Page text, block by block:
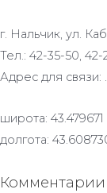
г. Нальчик, ул.
Тел.: 42-35-50, 42-
Адрес для связи: .
широта: 43.479671
долгота:
Комментарии